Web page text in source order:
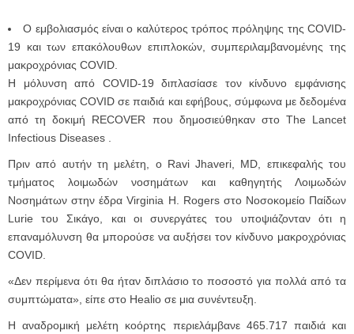
Ο εμβολιασμός είναι ο καλύτερος τρόπος πρόληψης της COVID-
19 και των επακόλουθων επιπλοκών, συμπεριλαμβανομένης της
μακροχρόνιας COVID.
Η μόλυνση από COVID-19 διπλασίασε τον κίνδυνο εμφάνισης
μακροχρόνιας COVID σε παιδιά και εφήβους, σύμφωνα με δεδομένα
από τη δοκιμή RECOVER που δημοσιεύθηκαν στο The Lancet
Infectious Diseases .
Πριν από αυτήν τη μελέτη, ο Ravi Jhaveri, MD, επικεφαλής του
τμήματος λοιμωδών νοσημάτων και καθηγητής Λοιμωδών
Νοσημάτων στην έδρα Virginia H. Rogers στο Νοσοκομείο Παίδων
Lurie του Σικάγο, και οι συνεργάτες του υποψιάζονταν ότι η
επαναμόλυνση θα μπορούσε να αυξήσει τον κίνδυνο μακροχρόνιας
COVID.
«Δεν περίμενα ότι θα ήταν διπλάσιο το ποσοστό για πολλά από τα
συμπτώματα», είπε στο Healio σε μια συνέντευξη.
Η αναδρομική μελέτη κοόρτης περιελάμβανε 465.717 παιδιά και